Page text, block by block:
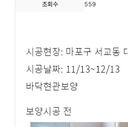
조회수 559